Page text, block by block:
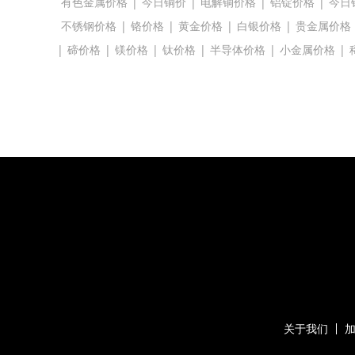
不锈钢价格 | 铬价格 | 黄金价格 | 白银价格 | 贵金属价格
| 碲价格 | 镁价格 | 钛价格 | 半导体价格 | 小金属价格 |
关于我们